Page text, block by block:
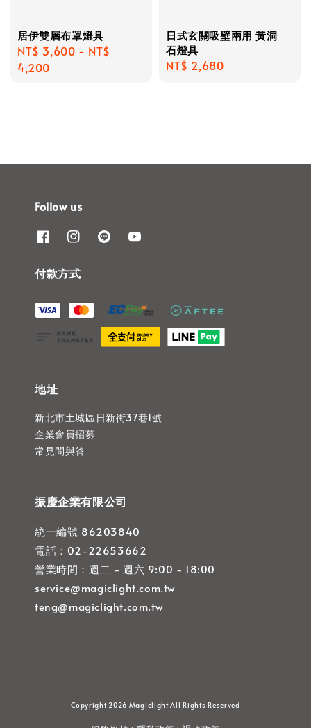
居伊雙層布罩燈具
Regular
price
NT$ 3,600 - NT$
4,200
日式玄關吸壁兩用 黃洞
石燈具
Regular
NT$ 2,680
Follow us
付款方式
地址
新北市土城區日新街37巷1號
企業會員招募
常見問與答
振慶企業有限公司
統一編號 86203840
電話：02-22653662
營業時間：週二 - 週六 9:00 - 18:00
service@magiclight.com.tw
teng@magiclight.com.tw
Copyright 2026 Magiclight All Rights Reserved